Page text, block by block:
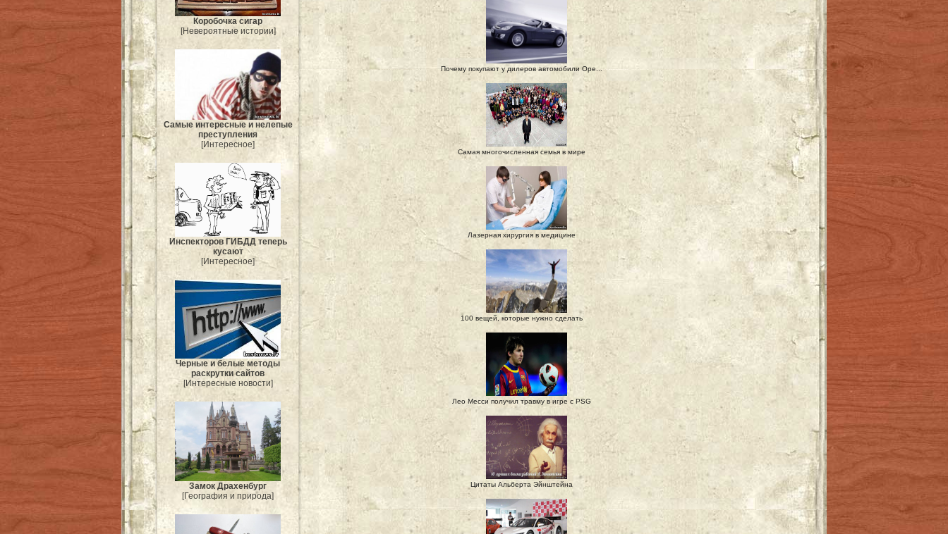
Коробочка сигар
[Невероятные истории]
Самые интересные и нелепые
преступления
[Интересное]
Инспекторов ГИБДД теперь
кусают
[Интересное]
Черные и белые методы
раскрутки сайтов
[Интересные новости]
Замок Драхенбург
[География и природа]
Почему покупают у дилеров автомобили Ope...
Самая многочисленная семья в мире
Лазерная хирургия в медицине
100 вещей, которые нужно сделать
Лео Месси получил травму в игре с PSG
Цитаты Альберта Эйнштейна